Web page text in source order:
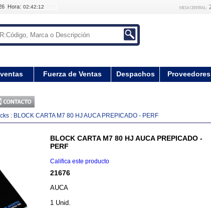
Hora:
Fuerza de Ventas Despachos Proveedores
: BLOCK CARTA M7 80 HJ AUCA PREPICADO - PERF
BLOCK CARTA M7 80 HJ AUCA PREPICADO -
PERF
Califica este producto
21676
AUCA
1 Unid.